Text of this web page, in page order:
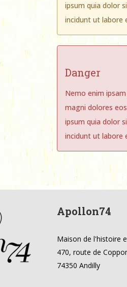
ipsum quia dolor
incidunt ut labore
Danger
Nemo enim
magni dolores
ipsum quia dolor
incidunt ut labore
Apollon74
Maison de l'histoire
470, route de
74350 Andilly